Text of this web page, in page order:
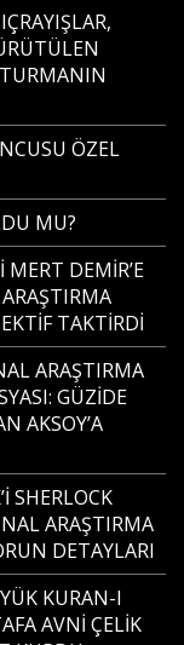
ÖZEL
MU?
MERT DEMİR’E
TAKTİRDİ
ARAŞTIRMA
GÜZİDE
AKSOY’A
SHERLOCK
ARAŞTIRMA
DETAYLARI
KURAN-I
AVNİ ÇELİK